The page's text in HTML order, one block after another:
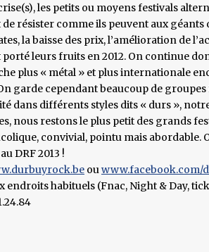
les petits ou moyens festivals
de résister comme ils peuvent aux géants
la baisse des prix, l’amélioration de
leurs fruits en 2012. On continue
plus « métal » et plus internationale
garde cependant beaucoup de
dans différents styles dits « durs »,
nous restons le plus petit des grands
convivial, pointu mais abordable.
DRF 2013 !
ouwww.facebook.com/
endroits habituels (Fnac, Night & Day,